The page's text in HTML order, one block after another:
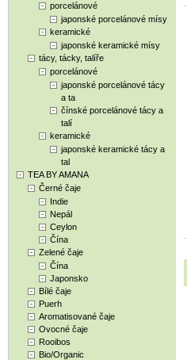
porcelánové
japonské porcelánové mísy
keramické
japonské keramické mísy
tácy, tácky, talíře
porcelánové
japonské porcelánové tácy
a ta
čínské porcelánové tácy a
talí
keramické
japonské keramické tácy a
tal
TEA BY AMANA
Černé čaje
Indie
Nepál
Ceylon
Čína
Zelené čaje
Čína
Japonsko
Bílé čaje
Puerh
Aromatisované čaje
Ovocné čaje
Rooibos
Bio/Organic